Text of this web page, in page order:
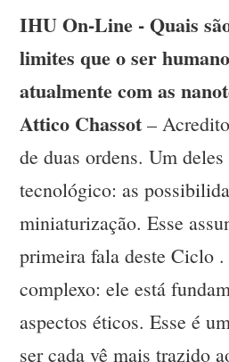
IHU On-Line - Quais
limites que o ser
atualmente com as
Attico Chassot –
de duas ordens. Um
tecnológico: as
miniaturização. Esse
primeira fala deste Ciclo
complexo: ele está
aspectos éticos. Esse é
ser cada vê mais trazido